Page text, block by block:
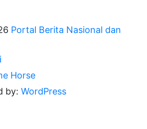
Portal Berita Nasional dan
Horse
by: WordPress